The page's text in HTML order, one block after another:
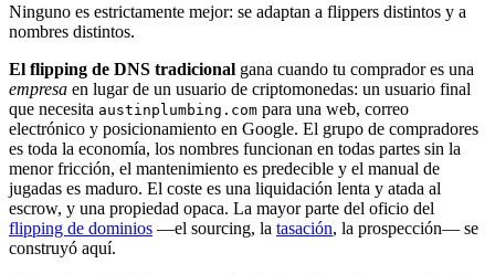
Ninguno es estrictamente mejor: se adaptan a flippers distintos y a
nombres distintos.
El flipping de DNS tradicional gana cuando tu comprador es una
empresa en lugar de un usuario de criptomonedas: un usuario final
que necesita austinplumbing.com para una web, correo
electrónico y posicionamiento en Google. El grupo de compradores
es toda la economía, los nombres funcionan en todas partes sin la
menor fricción, el mantenimiento es predecible y el manual de
jugadas es maduro. El coste es una liquidación lenta y atada al
escrow, y una propiedad opaca. La mayor parte del oficio del
flipping de dominios —el sourcing, la tasación, la prospección— se
construyó aquí.